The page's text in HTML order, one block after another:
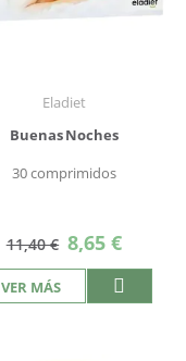
Eladiet
Buenas Noches
30 comprimidos
11,40 € Precio
especial
8,65 €
VER MÁS